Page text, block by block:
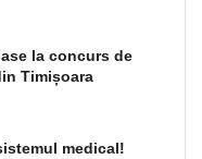
la concurs de
Timișoara
medical!